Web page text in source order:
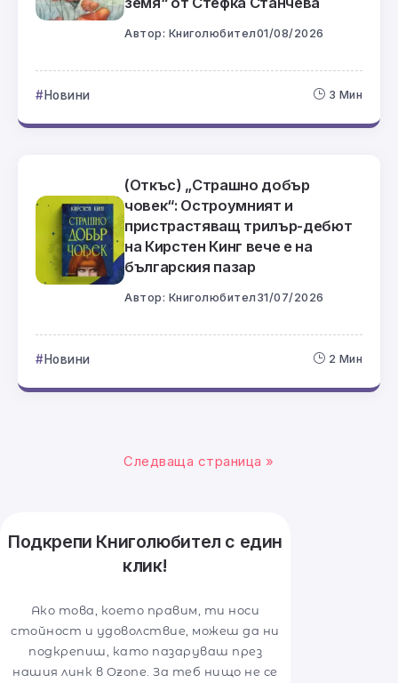
Автор: Книголюбител01/08/2026
Новини 3 Мин
(Откъс) „Страшно добър
човек“: Остроумният и
пристрастяващ трилър-дебют
на Кирстен Кинг вече е на
българския пазар
Автор: Книголюбител 31/07/2026
Новини 2 Мин
Следваща страница »
Подкрепи Книголюбител с един
клик!
Ако това, което правим, ти носи
стойност и удоволствие, можеш да ни
подкрепиш, като пазаруваш през
нашия линк в Ozone. За теб нищо не се